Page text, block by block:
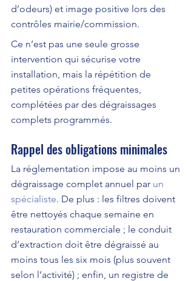
d’odeurs) et image positive lors des
contrôles mairie/commission.
Ce n’est pas une seule grosse
intervention qui sécurise votre
installation, mais la répétition de
petites opérations fréquentes,
complétées par des dégraissages
complets programmés.
Rappel des obligations minimales
La réglementation impose au moins un
dégraissage complet annuel par un
spécialiste. De plus : les filtres doivent
être nettoyés chaque semaine en
restauration commerciale ; le conduit
d’extraction doit être dégraissé au
moins tous les six mois (plus souvent
selon l’activité) ; enfin, un registre de